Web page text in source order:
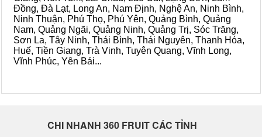
Đồng, Đà Lạt, Long An, Nam Định, Nghệ An, Ninh Bình,
Ninh Thuận, Phú Thọ, Phú Yên, Quảng Bình, Quảng
Nam, Quảng Ngãi, Quảng Ninh, Quảng Trị, Sóc Trăng,
Sơn La, Tây Ninh, Thái Bình, Thái Nguyên, Thanh Hóa,
Huế, Tiền Giang, Trà Vinh, Tuyên Quang, Vĩnh Long,
Vĩnh Phúc, Yên Bái...
CHI NHANH 360 FRUIT CÁC TỈNH